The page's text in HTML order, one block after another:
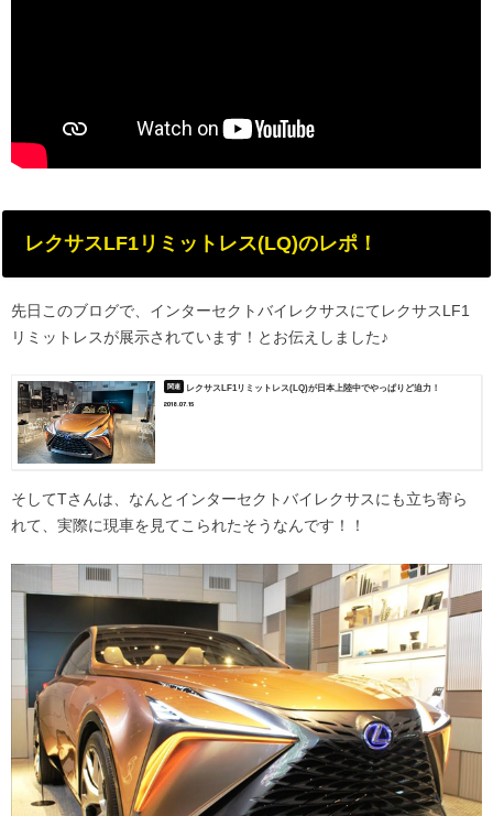
レクサスLF1リミットレス(LQ)のレポ！
先日このブログで、インターセクトバイレクサスにてレクサスLF1
リミットレスが展示されています！とお伝えしました♪
レクサスLF1リミットレス(LQ)が日本上陸中でやっぱりど迫力！
2018.07.15
そしてTさんは、なんとインターセクトバイレクサスにも立ち寄ら
れて、実際に現車を見てこられたそうなんです！！